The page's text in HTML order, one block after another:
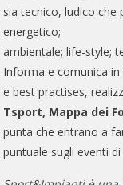
sia tecnico, ludico che
energetico;
ambientale; life-style;
Informa e comunica
e best practises,
Tsport, Mappa dei
punta che entrano a
puntuale sugli eventi